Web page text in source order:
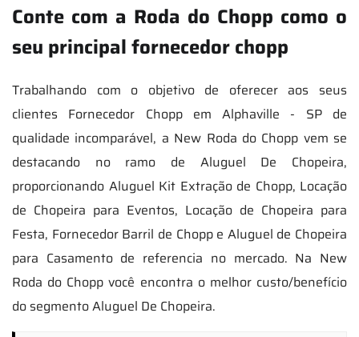
Conte com a Roda do Chopp como o
seu principal fornecedor chopp
Trabalhando com o objetivo de oferecer aos seus
clientes Fornecedor Chopp em Alphaville - SP de
qualidade incomparável, a New Roda do Chopp vem se
destacando no ramo de Aluguel De Chopeira,
proporcionando Aluguel Kit Extração de Chopp, Locação
de Chopeira para Eventos, Locação de Chopeira para
Festa, Fornecedor Barril de Chopp e Aluguel de Chopeira
para Casamento de referencia no mercado. Na New
Roda do Chopp você encontra o melhor custo/benefício
do segmento Aluguel De Chopeira.